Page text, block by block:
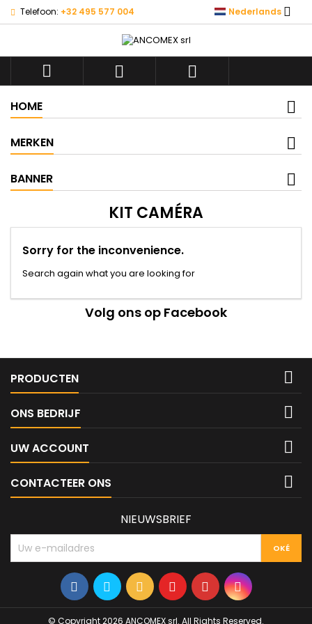
Telefoon: +32 495 577 004 Nederlands 
  
HOME
MERKEN
BANNER
KIT CAMÉRA
Sorry for the inconvenience.
Search again what you are looking for
Volg ons op Facebook
PRODUCTEN 
ONS BEDRIJF 
UW ACCOUNT 
CONTACTEER ONS 
NIEUWSBRIEF
© Copyright 2026 ANCOMEX srl. All Rights Reserved.